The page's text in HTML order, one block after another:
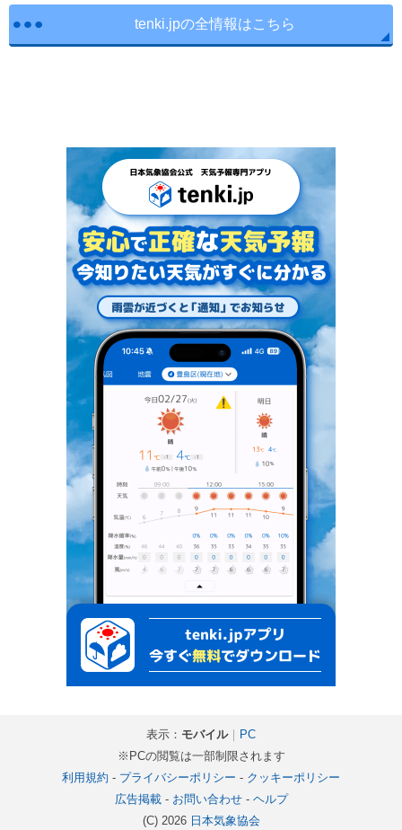
tenki.jpの全情報はこちら
表示： モバイル｜
PC
※PCの閲覧は一部制限されます
利用規約 - プライバシーポリシー - クッキーポリシー
広告掲載- お問い合わせ- ヘルプ
(C) 2026 日本気象協会